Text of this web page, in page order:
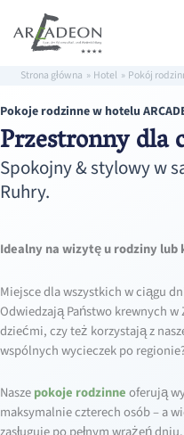
Strona główna Hotel Pokój
Pokoje rodzinne w hotelu
Przestronny dla
Spokojny & stylowy w
Ruhry.
Idealny na wizytę u rodziny
Miejsce dla wszystkich w ciągu
Odwiedzają Państwo krewnych
dziećmi, czy też korzystają z
wspólnych wycieczek po
Naszepokoje rodzinneoferują
maksymalnie czterech osób – a